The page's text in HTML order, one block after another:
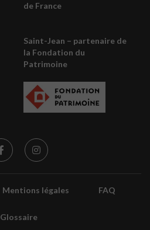
de France
Saint-Jean – partenaire de
la Fondation du
Patrimoine
Mentions légales FAQ
Glossaire